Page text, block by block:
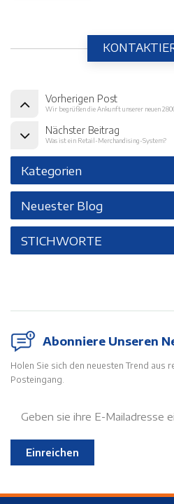
Vorherigen Post
Wir begrüßen die Ankunft unserer neuen
Nächster Beitrag
Was ist ein Retail-Merchandising-System?
Kategorien
Neuester Blog
STICHWORTE
Abonniere Unseren
Holen Sie sich den neuesten Trend aus
Posteingang.
Einreichen